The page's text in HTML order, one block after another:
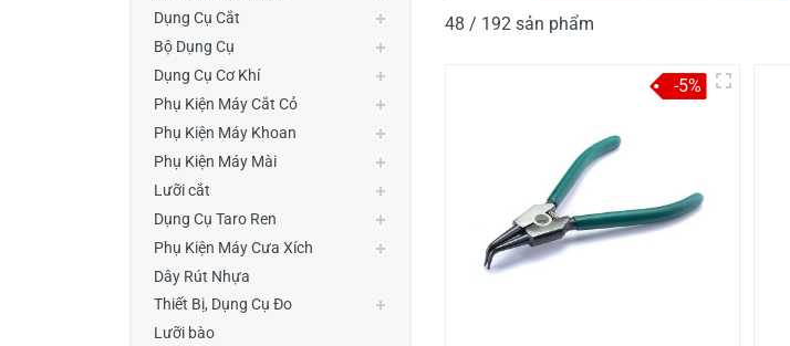
Đồ Bảo Hộ Lao Động
Dụng Cụ Cắt
Bộ Dụng Cụ
Dụng Cụ Cơ Khí
Phụ Kiện Máy Cắt Cỏ
Phụ Kiện Máy Khoan
Phụ Kiện Máy Mài
Lưỡi cắt
Dụng Cụ Taro Ren
Phụ Kiện Máy Cưa Xích
Dây Rút Nhựa
Thiết Bị, Dụng Cụ Đo
Lưỡi bào
48 / 192 sản phẩm
-5%